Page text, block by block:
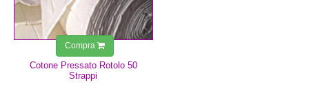
Cotone Pressato Rotolo 50
Strappi
Compra